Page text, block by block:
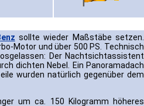
sollte wieder Maßstäbe setzen.
Motor und über 500 PS. Technisch
Der Nachtsichtassistent
dichten Nebel. Ein Panoramadach
wurden natürlich gegenüber dem
um ca. 150 Kilogramm höheres